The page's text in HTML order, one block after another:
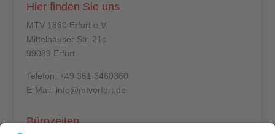
Hier finden Sie uns
MTV 1860 Erfurt e.V.
Mittelhäuser Str. 21c
99089 Erfurt
Telefon: +49 361 3460360
E-Mail: info@mtverfurt.de
Bürozeiten